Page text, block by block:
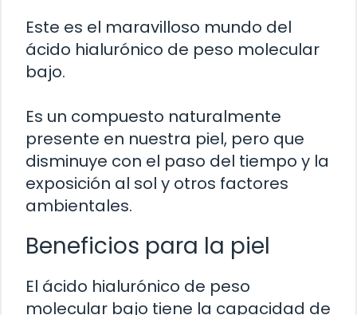
Este es el maravilloso mundo del
ácido hialurónico de peso molecular
bajo.
Es un compuesto naturalmente
presente en nuestra piel, pero que
disminuye con el paso del tiempo y la
exposición al sol y otros factores
ambientales.
Beneficios para la piel
El ácido hialurónico de peso
molecular bajo tiene la capacidad de